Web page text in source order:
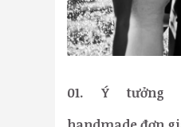
01. Ý tưởng